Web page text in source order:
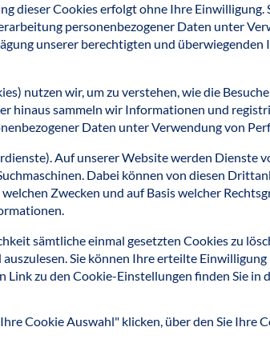
dieser Cookies erfolgt ohne Ihre
personenbezogener Daten unter
unserer berechtigten und
nutzen wir, um zu verstehen, wie die
hinaus sammeln wir Informationen und
Daten unter Verwendung von
Auf unserer Website werden Dienste
Dabei können von diesen
Zwecken und auf Basis welcher
sämtliche einmal gesetzten Cookies zu
Sie können Ihre erteilte
zu den Cookie-Einstellungen finden Sie in
Cookie Auswahl" klicken, über den Sie Ihre